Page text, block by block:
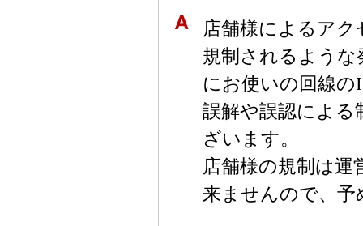
店舗様によるア
規制されるような
にお使いの回線
誤解や誤認による
ざいます。
店舗様の規制は
来ませんので、